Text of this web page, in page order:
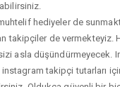
hediyeler de
takipçiler de vermekteyiz.
asla düşündürmeyecek.
instagram takipçi tutarları